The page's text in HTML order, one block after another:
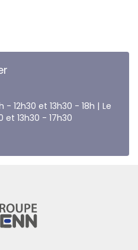
12h30 et 13h30 - 18h | Le
et 13h30 - 17h30